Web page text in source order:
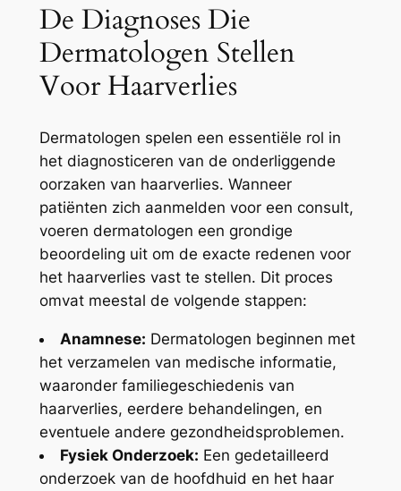
De Diagnoses Die
Dermatologen Stellen
Voor Haarverlies
Dermatologen spelen een essentiële rol in
het diagnosticeren van de onderliggende
oorzaken van haarverlies. Wanneer
patiënten zich aanmelden voor een consult,
voeren dermatologen een grondige
beoordeling uit om de exacte redenen voor
het haarverlies vast te stellen. Dit proces
omvat meestal de volgende stappen:
Anamnese: Dermatologen beginnen met
het verzamelen van medische informatie,
waaronder familiegeschiedenis van
haarverlies, eerdere behandelingen, en
eventuele andere gezondheidsproblemen.
Fysiek Onderzoek: Een gedetailleerd
onderzoek van de hoofdhuid en het haar